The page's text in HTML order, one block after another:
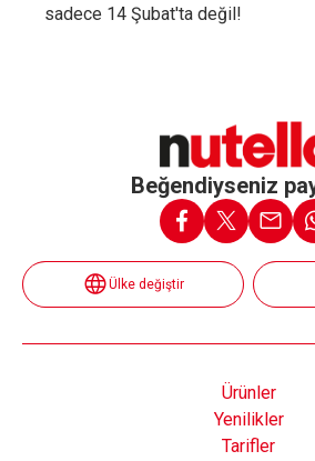
sadece 14 Şubat'ta değil!
Beğendiyseniz
Ülke değiştir
Ürünler
Yenilikler
Tarifler